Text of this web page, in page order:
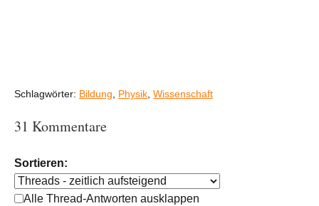
Schlagwörter: Bildung Physik Wissenschaft
31 Kommentare
Sortieren:
Alle Thread-Antworten ausklappen